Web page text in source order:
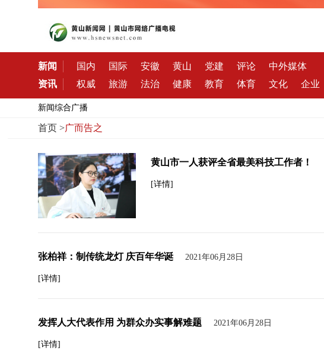
新闻 国内 国际 安徽 黄山 党建 评论
中外媒体
资讯
权威 旅游 法治 健康 教育 体育 文化 企业
新闻综合广播
首页>广而告之
黄山市一人获评全省最美科技工作者！
[详情]
张柏祥：制传统龙灯 庆百年华诞 2021年06月28日
[详情]
发挥人大代表作用 为群众办实事解难题 2021年06月28日
[详情]